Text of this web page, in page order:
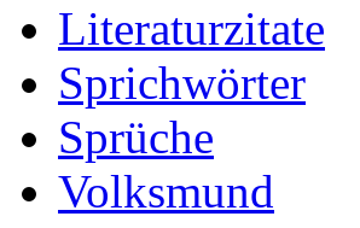
Literaturzitate
Sprichwörter
Sprüche
Volksmund